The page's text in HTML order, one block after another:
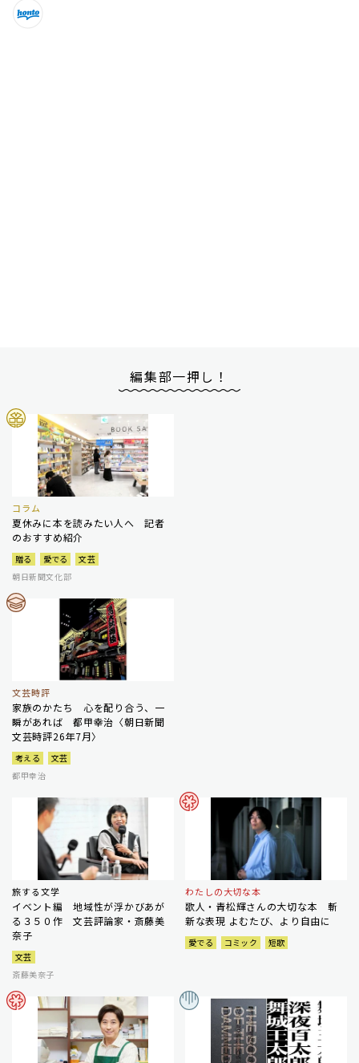
編集部一押し！
コラム
夏休みに本を読みたい人へ 記者
のおすすめ紹介
贈る 愛でる
文芸
朝日新聞文化部
文芸時評
家族のかたち 心を配り合う、一
瞬があれば 都甲幸治〈朝日新聞
文芸時評26年7月〉
考える
文芸
都甲幸治
旅する文学
イベント編 地域性が浮かびあが
る３５０作 文芸評論家・斎藤美
奈子
文芸
斎藤美奈子
わたしの大切な本
歌人・青松輝さんの大切な本 斬
新な表現 よむたび、より自由に
愛でる コミック 短歌